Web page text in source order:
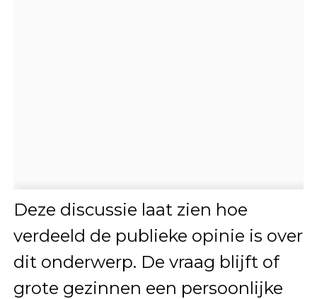
Deze discussie laat zien hoe
verdeeld de publieke opinie is over
dit onderwerp. De vraag blijft of
grote gezinnen een persoonlijke